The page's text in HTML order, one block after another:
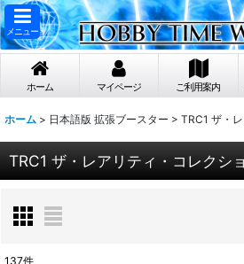
メニュー
ホーム マイページ ご利用案内
ホーム > 日本語版 拡張ブースター > TRC1 ザ・
TRC1 ザ・レアリティ・コレクシ
137件